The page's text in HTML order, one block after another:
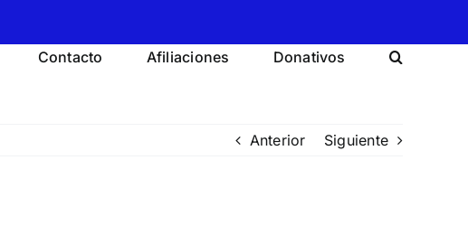
Contacto Afiliaciones Donativos
Anterior Siguiente